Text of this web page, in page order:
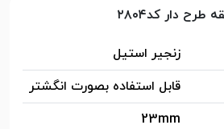
دار کد۲۸۰۴
زنجیر استیل
قابل استفاده بصورت انگشتر
23mm